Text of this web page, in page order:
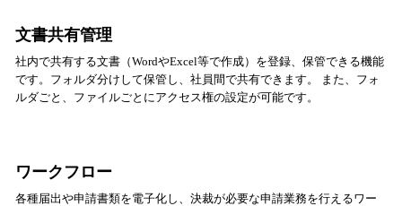
文書共有管理
社内で共有する文書（WordやExcel等で作成）を登録、保管できる機能
です。フォルダ分けして保管し、社員間で共有できます。 また、フォ
ルダごと、ファイルごとにアクセス権の設定が可能です。
ワークフロー
各種届出や申請書類を電子化し、決裁が必要な申請業務を行えるワー